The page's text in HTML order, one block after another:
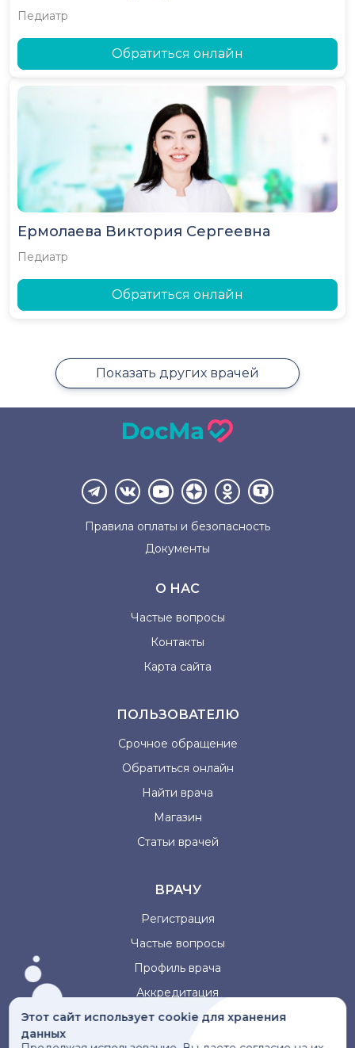
Педиатр
Обратиться онлайн
Ермолаева Виктория Сергеевна
Педиатр
Обратиться онлайн
Показать других врачей
Этот сайт использует cookie для хранения
данных
Правила оплаты и безопасность
Документы
О НАС
Частые вопросы
Контакты
Карта сайта
ПОЛЬЗОВАТЕЛЮ
Срочное обращение
Обратиться онлайн
Найти врача
Магазин
Статьи врачей
ВРАЧУ
Регистрация
Частые вопросы
Профиль врача
Аккредитация
Информация, представленная на сайте, не может быть